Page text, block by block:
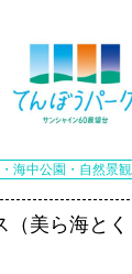
海中公園・自然景観
美ら海とく